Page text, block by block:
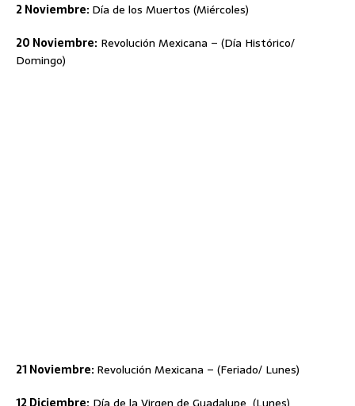
2 Noviembre:Día de los Muertos (Miércoles)
20 Noviembre: Revolución Mexicana – (Día Histórico/
Domingo)
21 Noviembre:Revolución Mexicana – (Feriado/ Lunes)